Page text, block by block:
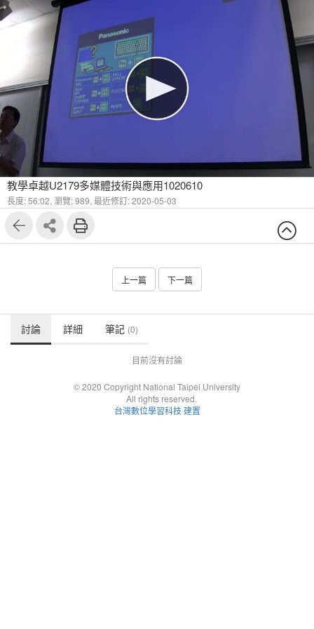
教學卓越U2179多媒體技術與應用1020610
長度: 56:02, 瀏覽: 989, 最近修訂: 2020-05-03
上一篇 下一篇
討論 詳細 筆記 (0)
目前沒有討論
© 2020 Copyright National Taipei University
All rights reserved.
台灣數位學習科技 建置